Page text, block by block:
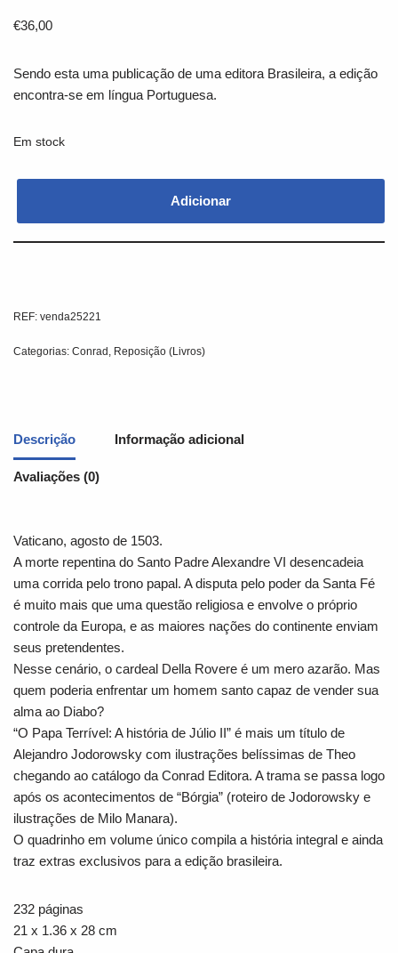
€36,00
Sendo esta uma publicação de uma editora Brasileira, a edição
encontra-se em língua Portuguesa.
Em stock
Adicionar
REF: venda25221
Categorias: Conrad Reposição (Livros)
Descrição Informação adicional
Avaliações (0)
Vaticano, agosto de 1503.
A morte repentina do Santo Padre Alexandre VI desencadeia
uma corrida pelo trono papal. A disputa pelo poder da Santa Fé
é muito mais que uma questão religiosa e envolve o próprio
controle da Europa, e as maiores nações do continente enviam
seus pretendentes.
Nesse cenário, o cardeal Della Rovere é um mero azarão. Mas
quem poderia enfrentar um homem santo capaz de vender sua
alma ao Diabo?
“O Papa Terrível: A história de Júlio II” é mais um título de
Alejandro Jodorowsky com ilustrações belíssimas de Theo
chegando ao catálogo da Conrad Editora. A trama se passa logo
após os acontecimentos de “Bórgia” (roteiro de Jodorowsky e
ilustrações de Milo Manara).
O quadrinho em volume único compila a história integral e ainda
traz extras exclusivos para a edição brasileira.
232 páginas
21 x 1.36 x 28 cm